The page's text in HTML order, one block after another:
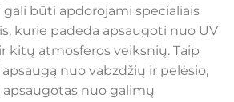
būti apdorojami specialiais
kurie padeda apsaugoti nuo UV
kitų atmosferos veiksnių. Taip
nuo vabzdžių ir pelėsio,
nuo galimų